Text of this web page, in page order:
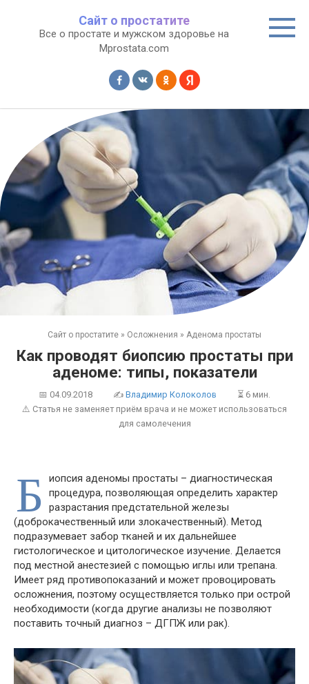
контенту
Сайт о простатите
Все о простате и мужском здоровье на
Mprostata.com
Сайт о простатите » Осложнения » Аденома простаты
Как проводят биопсию простаты при
аденоме: типы, показатели
📅 04.09.2018 ✍ Владимир Колоколов
⏳ 6 мин.
⚠️ Статья не заменяет приём врача и не может использоваться
для самолечения
Б
иопсия аденомы простаты – диагностическая
процедура, позволяющая определить характер
разрастания предстательной железы
(доброкачественный или злокачественный). Метод
подразумевает забор тканей и их дальнейшее
гистологическое и цитологическое изучение. Делается
под местной анестезией с помощью иглы или трепана.
Имеет ряд противопоказаний и может провоцировать
осложнения, поэтому осуществляется только при острой
необходимости (когда другие анализы не позволяют
поставить точный диагноз – ДГПЖ или рак).